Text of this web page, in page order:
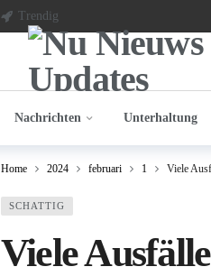
Trendig
Nachrichten Unterhaltung
Home 2024 februari 1 Viele
SCHATTIG
Viele